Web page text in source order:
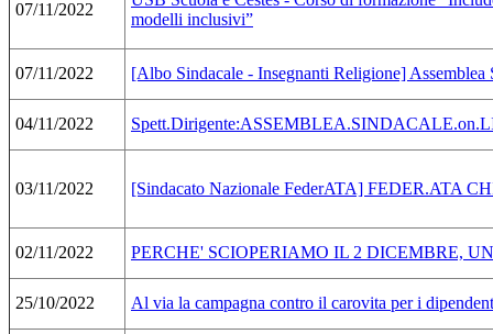
07/11/2022
modelli inclusivi”
07/11/2022 [Albo Sindacale - Insegnanti Religione]
04/11/2022
03/11/2022 [Sindacato Nazionale FederATA] FEDER.ATA
02/11/2022 PERCHE' SCIOPERIAMO IL 2 DICEMBRE,
25/10/2022 Al via la campagna contro il carovita per i